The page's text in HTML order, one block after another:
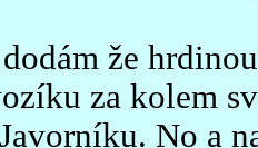
dodám že
za kolem
No a